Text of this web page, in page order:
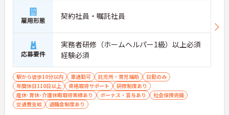
【キャリアパス制度により管理職へキャリアアップ
できます】
・偏った評価を防ぐ三者評価を取り入れたキャリア
パス制度を導入しています。実績が正当に評価され
るため高いモチベーションを維持しながら就業でき
ます 。
・介護スタッフからリーダーや施設長候補へと段階
的に進める環境です。将来設計を描きながら専門性
を高められます。
雇用形態 契約社員・嘱託社員
応募要件
実務者研修（ホームヘルパー1級）以上必須
経験必須
駅から徒歩10分以内 車通勤可 託児所・育児補助
日勤のみ
年間休日110日以上
資格取得サポート
研修制度あり
産休･育休･介護休暇取得実績あり
ボーナス・賞与あり
社会保険完備
交通費支給
退職金制度あり